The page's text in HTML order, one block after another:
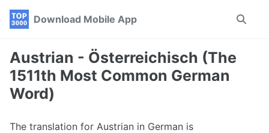
Skip
navigation
Skip
Skip
Download Mobile App
Toggle
Austrian - Österreichisch (The
1511th Most Common German
Word)
The translation for Austrian in German is